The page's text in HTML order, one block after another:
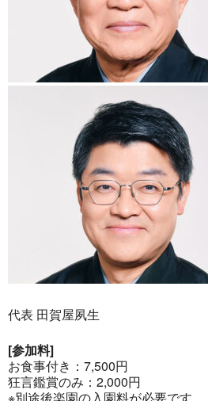
代表 田賀屋夙
[参加料]
お食事付き：7,500円
狂言鑑賞のみ：2,000円
※別途後楽園の入園料が必要です。